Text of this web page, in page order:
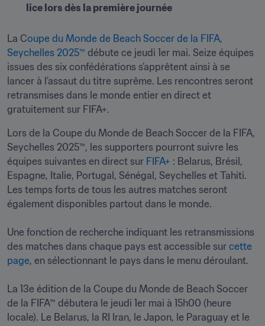
lice lors dès la première journée
La Coupe du Monde de Beach Soccer de la FIFA,
Seychelles 2025™ débute ce jeudi 1er mai. Seize équipes
issues des six confédérations s’apprêtent ainsi à se
lancer à l’assaut du titre suprême. Les rencontres seront
retransmises dans le monde entier en direct et
gratuitement sur FIFA+.
Lors de la Coupe du Monde de Beach Soccer de la FIFA,
Seychelles 2025™, les supporters pourront suivre les
équipes suivantes en direct sur FIFA+ : Belarus, Brésil,
Espagne, Italie, Portugal, Sénégal, Seychelles et Tahiti.
Les temps forts de tous les autres matches seront
également disponibles partout dans le monde.
Une fonction de recherche indiquant les retransmissions
des matches dans chaque pays est accessible sur cette
page, en sélectionnant le pays dans le menu déroulant.
La 13e édition de la Coupe du Monde de Beach Soccer
de la FIFA™ débutera le jeudi 1er mai à 15h00 (heure
locale). Le Belarus, la RI Iran, le Japon, le Paraguay et le